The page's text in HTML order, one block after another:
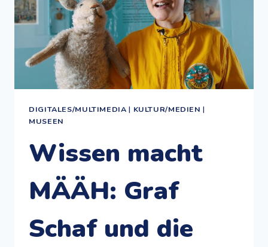
DIGITALES/MULTIMEDIA | KULTUR/MEDIEN |
MUSEEN
Wissen macht
MÄÄH: Graf
Schaf und die